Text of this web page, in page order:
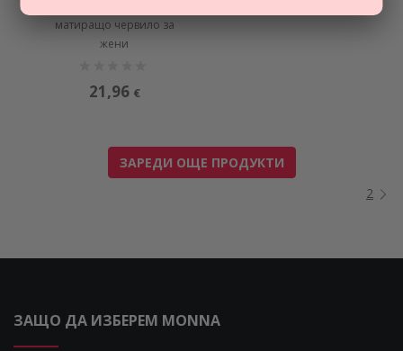
матиращо червило за
жени
21,96 €
ЗАРЕДИ ОЩЕ ПРОДУКТИ
2
ЗАЩО ДА ИЗБЕРЕМ MONNA